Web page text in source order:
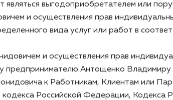
выгодоприобретателем или
и осуществления прав
вида услуг или работ в
и осуществления прав
предпринимателю Антощенко
к Работникам, Клиентам или
Российской Федерации, Кодекса